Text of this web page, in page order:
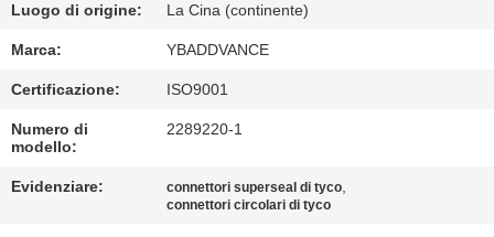
CONTROLLO
DI
QUALITÀ
CONTATTICI
Luogo di origine: La Cina (continente)
Marca: YBADDVANCE
Certificazione: ISO9001
Numero di
modello:
2289220-1
Evidenziare: connettori superseal di tyco,
connettori circolari di tyco